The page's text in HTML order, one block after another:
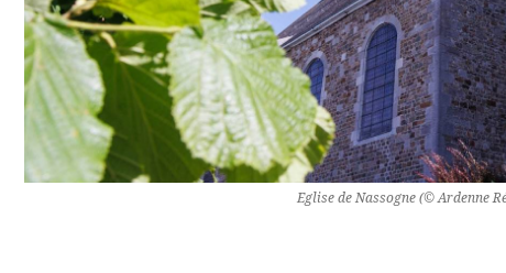
Eglise de Nassogne (© Ardenne